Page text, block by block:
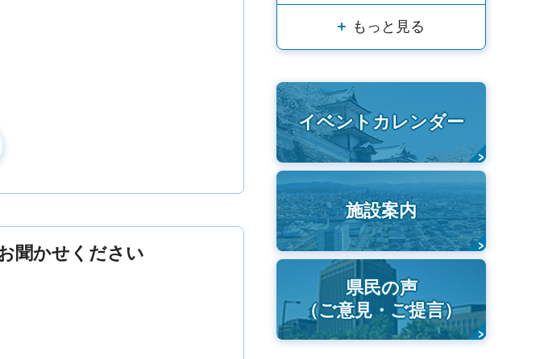
聞かせください
もっと見る
イベントカレンダー
施設案内
県民の声
（ご意見・ご提言）